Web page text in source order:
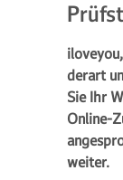
derart
Sie Ihr
Online-
weiter.